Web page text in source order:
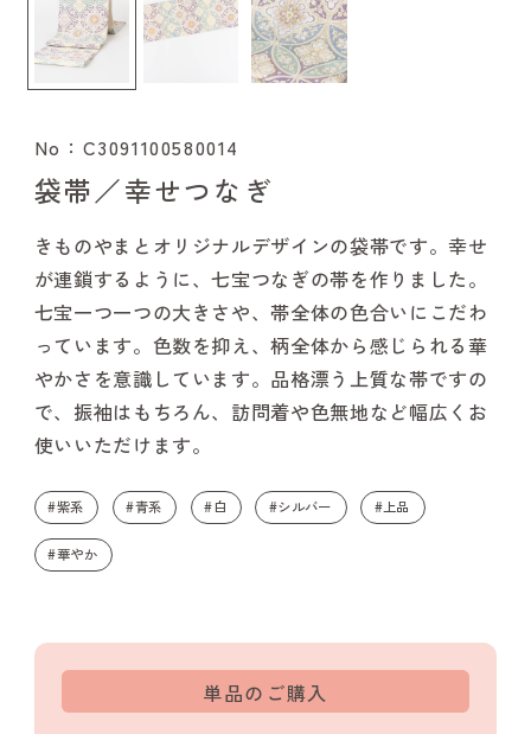
No：C3091100580014
袋帯／幸せつなぎ
きものやまとオリジナルデザインの袋帯です。幸せ
が連鎖するように、七宝つなぎの帯を作りました。
七宝一つ一つの大きさや、帯全体の色合いにこだわ
っています。色数を抑え、柄全体から感じられる華
やかさを意識しています。品格漂う上質な帯ですの
で、振袖はもちろん、訪問着や色無地など幅広くお
使いいただけます。
#紫系 #青系 #白 #シルバー #上品
#華やか
単品のご購入